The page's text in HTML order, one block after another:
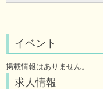
イベント
掲載情報はありません。
求人情報